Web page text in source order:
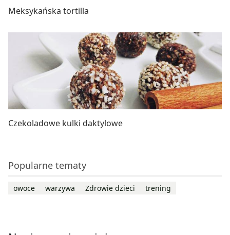
Meksykańska tortilla
Czekoladowe kulki daktylowe
Popularne tematy
owoce warzywa Zdrowie dzieci trening